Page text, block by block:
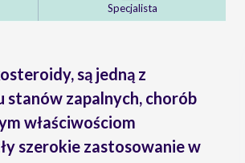
Specjalista
są jedną z
stanów zapalnych, chorób
właściwościom
szerokie zastosowanie w